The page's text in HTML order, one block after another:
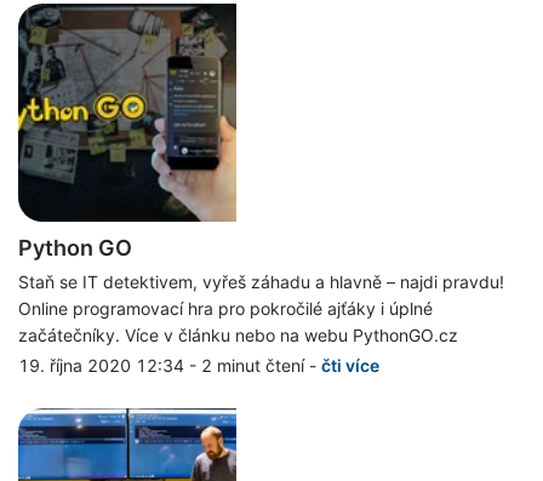
Python GO
Staň se IT detektivem, vyřeš záhadu a hlavně – najdi pravdu!
Online programovací hra pro pokročilé ajťáky i úplné
začátečníky. Více v článku nebo na webu PythonGO.cz
19. října 2020 12:34 - 2 minut čtení- čti více